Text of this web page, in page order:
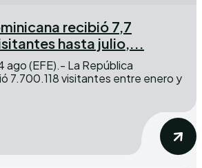
recibió 7,7
hasta julio,...
ago (EFE).- La República
7.700.118 visitantes entre enero y